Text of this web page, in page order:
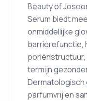
Beauty of
Serum biedt
onmiddellijke
barrièrefunctie,
poriënstructuur,
termijn
parfumvrij en